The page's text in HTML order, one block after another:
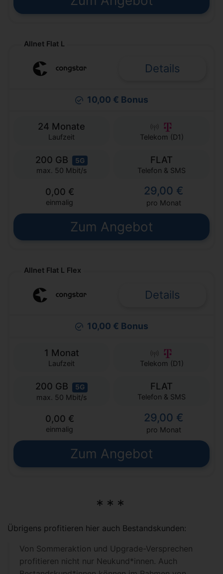
Allnet Flat L
Details
10,00 € Bonus
24 Monate
Laufzeit Telekom (D1)
200 GB 5G
max. 50 Mbit/s
FLAT
Telefon & SMS
0,00 €
einmalig
29,00 €
pro Monat
Zum Angebot
Allnet Flat L Flex
Details
10,00 € Bonus
1 Monat
Laufzeit Telekom (D1)
200 GB 5G
max. 50 Mbit/s
FLAT
Telefon & SMS
0,00 €
einmalig
29,00 €
pro Monat
Zum Angebot
Übrigens profitieren hier auch Bestandskunden:
Von Sommeraktion und Upgrade-Versprechen
profitieren nicht nur Neukund*innen. Auch